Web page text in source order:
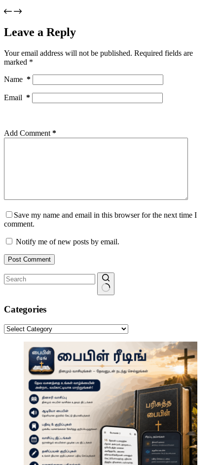
Leave a Reply
Your email address will not be published. Required fields are
marked *
Name *
Email *
Add Comment *
Save my name and email in this browser for the next time I
comment.
Notify me of new posts by email.
Post Comment
results
Categories
Categories